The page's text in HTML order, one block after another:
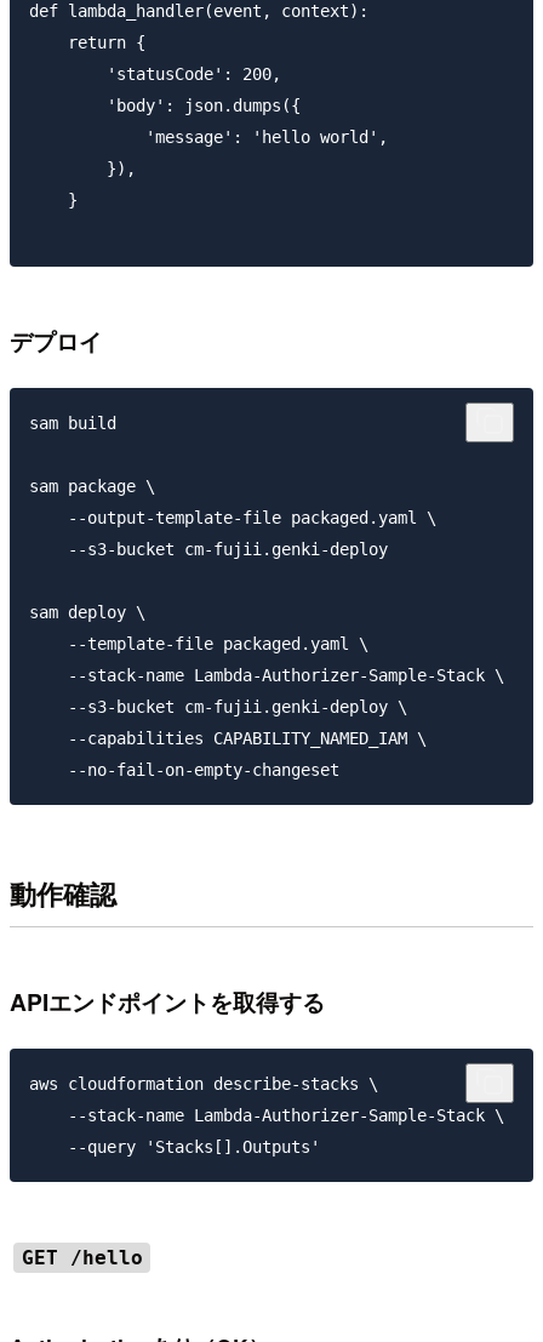
def lambda_handler(event, context):
    return {
        'statusCode': 200,
        'body': json.dumps({
            'message': 'hello world',
        }),
    }
デプロイ
sam build
sam package \
    --output-template-file packaged.yaml \
    --s3-bucket cm-fujii.genki-deploy
sam deploy \
    --template-file packaged.yaml \
    --stack-name Lambda-Authorizer-Sample-Stack \
    --s3-bucket cm-fujii.genki-deploy \
    --capabilities CAPABILITY_NAMED_IAM \
動作確認
APIエンドポイントを取得する
aws cloudformation describe-stacks \
    --stack-name Lambda-Authorizer-Sample-Stack \
GET /hello